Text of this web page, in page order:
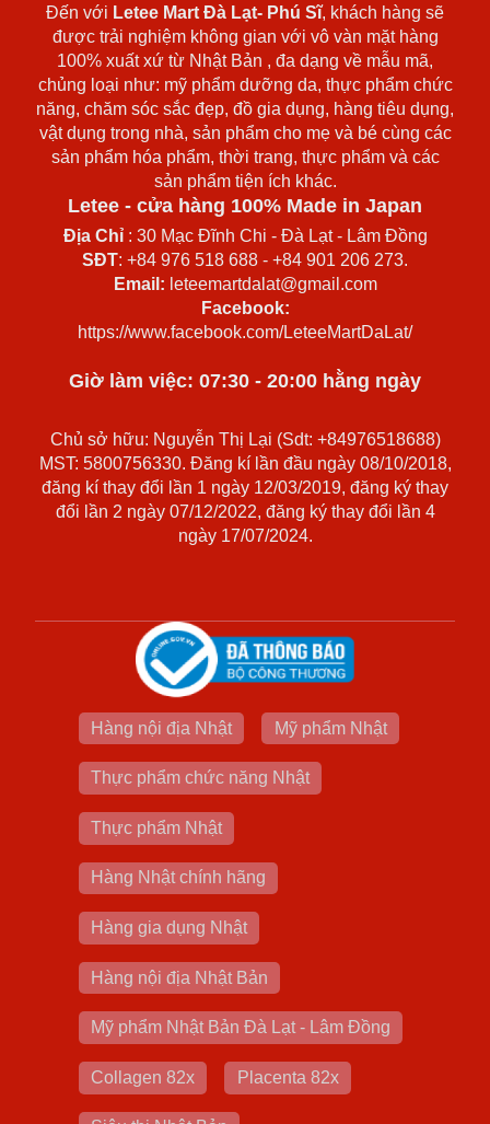
Đến với Letee Mart Đà Lạt- Phú Sĩ, khách hàng sẽ
được trải nghiệm không gian với vô vàn mặt hàng
100% xuất xứ từ Nhật Bản , đa dạng về mẫu mã,
chủng loại như: mỹ phẩm dưỡng da, thực phẩm chức
năng, chăm sóc sắc đẹp, đồ gia dụng, hàng tiêu dụng,
vật dụng trong nhà, sản phẩm cho mẹ và bé cùng các
sản phẩm hóa phẩm, thời trang, thực phẩm và các
sản phẩm tiện ích khác.
Letee - cửa hàng 100% Made in Japan
Địa Chỉ: 30 Mạc Đĩnh Chi - Đà Lạt - Lâm Đồng
SĐT: +84 976 518 688 - +84 901 206 273.
Email: leteemartdalat@gmail.com
Facebook:
https://www.facebook.com/LeteeMartDaLat/
Giờ làm việc: 07:30 - 20:00 hằng ngày
Chủ sở hữu: Nguyễn Thị Lại (Sdt: +84976518688)
MST: 5800756330. Đăng kí lần đầu ngày 08/10/2018,
đăng kí thay đổi lần 1 ngày 12/03/2019, đăng ký thay
đổi lần 2 ngày 07/12/2022, đăng ký thay đổi lần 4
ngày 17/07/2024.
Hàng nội địa Nhật Mỹ phẩm Nhật
Thực phẩm chức năng Nhật
Thực phẩm Nhật
Hàng Nhật chính hãng
Hàng gia dụng Nhật
Hàng nội địa Nhật Bản
Mỹ phẩm Nhật Bản Đà Lạt - Lâm Đồng
Collagen 82x Placenta 82x